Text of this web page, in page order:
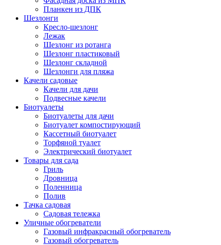
Планкен из ДПК
Шезлонги
Кресло-шезлонг
Лежак
Шезлонг из ротанга
Шезлонг пластиковый
Шезлонг складной
Шезлонги для пляжа
Качели садовые
Качели для дачи
Подвесные качели
Биотуалеты
Биотуалеты для дачи
Биотуалет компостирующий
Кассетный биотуалет
Торфяной туалет
Электрический биотуалет
Товары для сада
Гриль
Дровница
Поленница
Полив
Тачка садовая
Садовая тележка
Уличные обогреватели
Газовый инфракрасный обогреватель
Газовый обогреватель